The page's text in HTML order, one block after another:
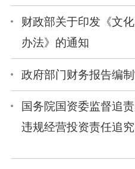
财政部关于印发《文
办法》的通知
政府部门财务报告编
国务院国资委监督追
违规经营投资责任追